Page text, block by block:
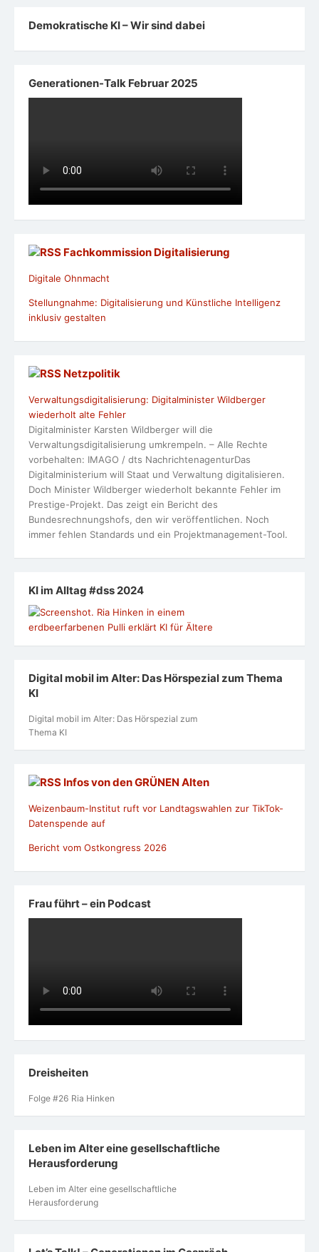
Demokratische KI – Wir sind dabei
Generationen-Talk Februar 2025
Fachkommission Digitalisierung
Digitale Ohnmacht
Stellungnahme: Digitalisierung und Künstliche Intelligenz
inklusiv gestalten
Netzpolitik
Verwaltungsdigitalisierung: Digitalminister Wildberger
wiederholt alte Fehler
Digitalminister Karsten Wildberger will die
Verwaltungsdigitalisierung umkrempeln. – Alle Rechte
vorbehalten: IMAGO / dts NachrichtenagenturDas
Digitalministerium will Staat und Verwaltung digitalisieren.
Doch Minister Wildberger wiederholt bekannte Fehler im
Prestige-Projekt. Das zeigt ein Bericht des
Bundesrechnungshofs, den wir veröffentlichen. Noch
immer fehlen Standards und ein Projektmanagement-Tool.
KI im Alltag #dss 2024
Digital mobil im Alter: Das Hörspezial zum Thema
KI
Digital mobil im Alter: Das Hörspezial zum
Thema KI
Infos von den GRÜNEN Alten
Weizenbaum-Institut ruft vor Landtagswahlen zur TikTok-
Datenspende auf
Bericht vom Ostkongress 2026
Frau führt – ein Podcast
Dreisheiten
Folge #26 Ria Hinken
Leben im Alter eine gesellschaftliche
Herausforderung
Leben im Alter eine gesellschaftliche
Herausforderung